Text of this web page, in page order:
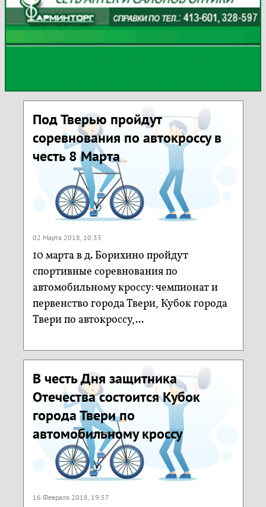
Под Тверью пройдут
соревнования по автокроссу в
честь 8 Марта
02 Марта 2018, 10:33
10 марта в д. Борихино пройдут
спортивные соревнования по
автомобильному кроссу: чемпионат и
первенство города Твери, Кубок города
Твери по автокроссу,...
В честь Дня защитника
Отечества состоится Кубок
города Твери по
автомобильному кроссу
16 Февраля 2018, 19:57